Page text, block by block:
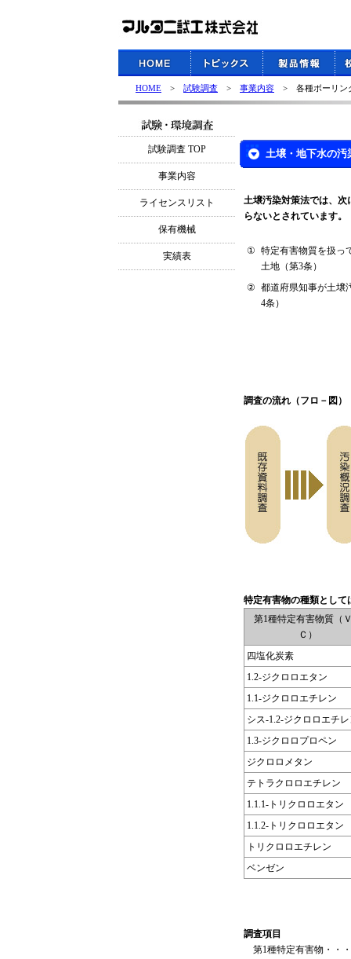
HOME > 試験調査 > 事業内容 > 各種ボーリン
試験調査 TOP
事業内容
ライセンスリスト
保有機械
実績表
土壌・地下水の汚
土壌汚染対策法では、
らないとされています。
① 特定有害物質を扱っ
土地（第3条）
② 都道府県知事が土壌
4条）
調査の流れ（フロ－図）
特定有害物の種類とし
第1種特定有害物質（
Ｃ）
四塩化炭素
1.2-ジクロロエタン
1.1-ジクロロエチレン
シス-1.2-ジクロロエチ
1.3-ジクロロプロペン
ジクロロメタン
テトラクロロエチレン
1.1.1-トリクロロエタン
1.1.2-トリクロロエタン
トリクロロエチレン
ベンゼン
調査項目
第1種特定有害物・